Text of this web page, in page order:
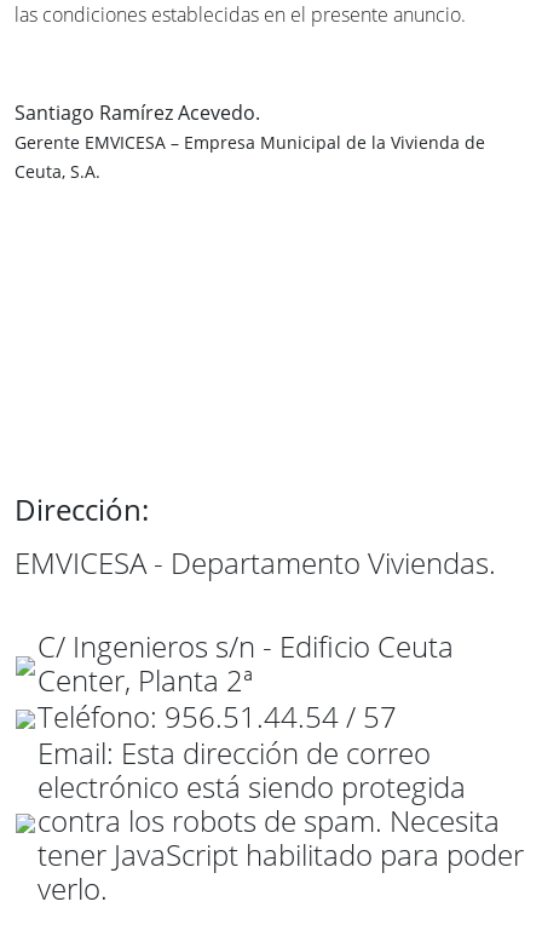
las condiciones establecidas en el presente anuncio.
Santiago Ramírez Acevedo.
Gerente EMVICESA – Empresa Municipal de la Vivienda de
Ceuta, S.A.
Dirección:
EMVICESA - Departamento Viviendas.
C/ Ingenieros s/n - Edificio Ceuta
Center, Planta 2ª
Teléfono: 956.51.44.54 / 57
Email: Esta dirección de correo
electrónico está siendo protegida
contra los robots de spam. Necesita
tener JavaScript habilitado para poder
verlo.